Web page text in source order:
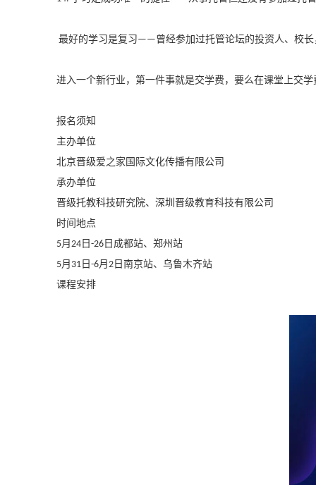
最好的学习是复习——曾经参加过托管论坛的投资人、校
进入一个新行业，第一件事就是交学费，要么在课堂上交
报名须知
主办单位
北京晋级爱之家国际文化传播有限公司
承办单位
晋级托教科技研究院、深圳晋级教育科技有限公司
时间地点
5月 24 日 -26 日成都站、郑州站
5月 31 日 -6月 2 日南京站、乌鲁木齐站
课程安排